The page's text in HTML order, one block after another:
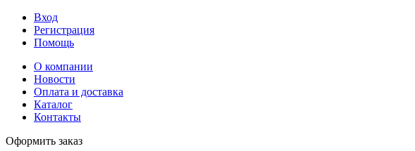
Вход
Регистрация
Помощь
О компании
Новости
Оплата и доставка
Каталог
Контакты
Оформить заказ